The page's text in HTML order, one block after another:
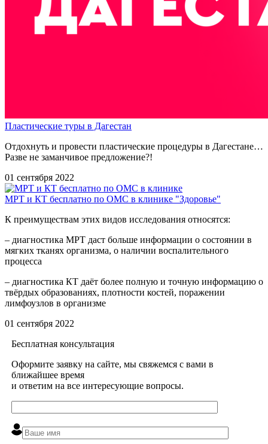
Пластические туры в Дагестан
Отдохнуть и провести пластические процедуры в Дагестане…
Разве не заманчивое предложение?!
01 сентября 2022
МРТ и КТ бесплатно по ОМС в клинике "Здоровье"
К преимуществам этих видов исследования относятся:
– диагностика МРТ даст больше информации о состоянии в
мягких тканях организма, о наличии воспалительного
процесса
– диагностика КТ даёт более полную и точную информацию о
твёрдых образованиях, плотности костей, поражении
лимфоузлов в организме
01 сентября 2022
Бесплатная консультация
Оформите заявку на сайте, мы свяжемся с вами в
ближайшее время
и ответим на все интересующие вопросы.